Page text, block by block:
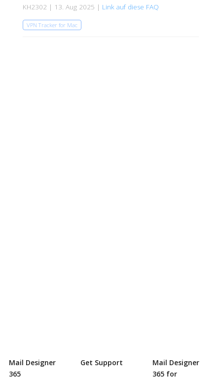
KH2302 | 13. Aug 2025 | Link auf diese FAQ
VPN Tracker for Mac
Mail Designer
365
Get Support
Mail Designer
365 for